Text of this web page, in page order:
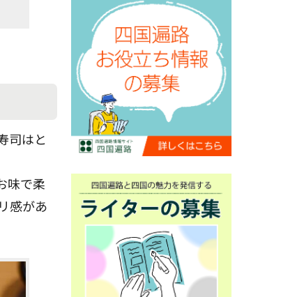
司はと
味で柔
感があ